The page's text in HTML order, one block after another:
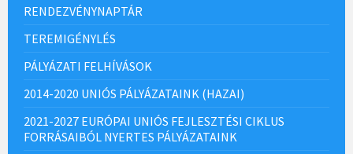
RENDEZVÉNYNAPTÁR
TEREMIGÉNYLÉS
PÁLYÁZATI FELHÍVÁSOK
2014-2020 UNIÓS PÁLYÁZATAINK (HAZAI)
2021-2027 EURÓPAI UNIÓS FEJLESZTÉSI CIKLUS
FORRÁSAIBÓL NYERTES PÁLYÁZATAINK